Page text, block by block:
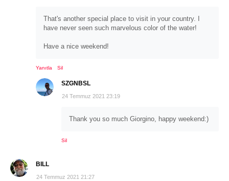
That's another special place to visit in your country. I
have never seen such marvelous color of the water!
Have a nice weekend!
Yanıtla Sil
SZGNBSL
24 Temmuz 2021 23:19
Thank you so much Giorgino, happy weekend:)
Sil
BILL
24 Temmuz 2021 21:27